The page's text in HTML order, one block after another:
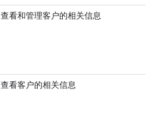
查看和管理客户的相关信息
查看客户的相关信息